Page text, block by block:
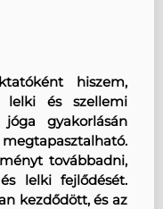
hiszem,
lelki és szellemi
gyakorlásán
továbbadni,
lelki fejlődését.
kezdődött, és az